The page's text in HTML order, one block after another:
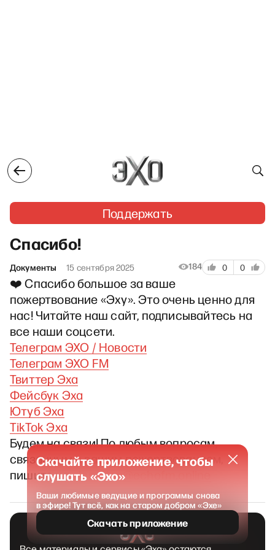
Поддержать
Спасибо!
Документы 15 сентября 2025 184 0 0
❤️ Спасибо большое за ваше
пожертвование «Эху». Это очень ценно для
нас! Читайте наш сайт, подписывайтесь на
все наши соцсети.
Телеграм ЭХО / Новости
Телеграм ЭХО FM
Твиттер Эха
Фейсбук Эха
Ютуб Эха
TikTok Эха
Будем на связи! По любым вопросам,
связанным с вашим пожертвованием,
пишите наdonation@echofm.online
Скачайте приложение, чтобы
слушать «Эхо»
Ваши любимые ведущие и программы снова
в эфире! Тут всё, как на старом добром «Эхе»
Скачать приложение